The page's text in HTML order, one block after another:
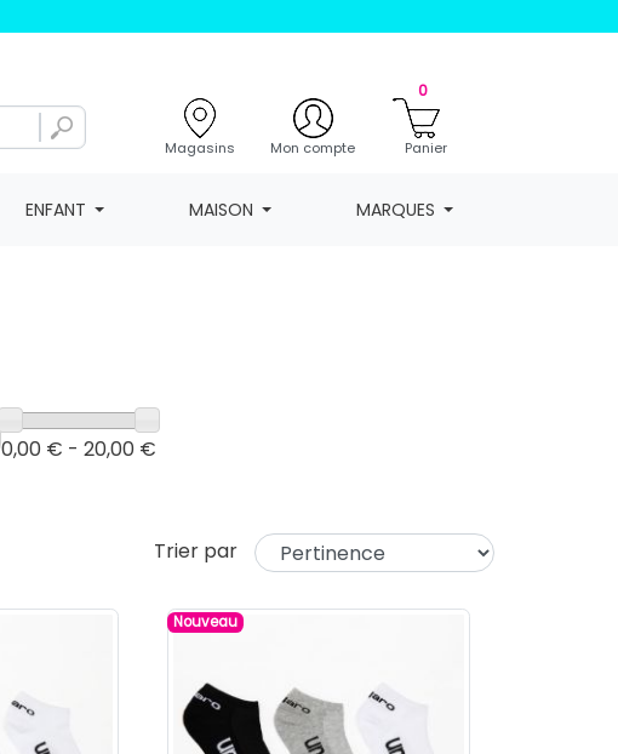
Magasins Mon compte
0
Panier
ENFANT MAISON MARQUES
0,00 € - 20,00 €
Trier par
Nouveau